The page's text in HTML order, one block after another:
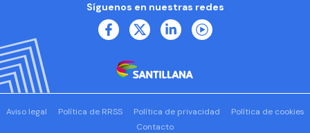
Síguenos en nuestras redes
Aviso legal Política de RRSS Política de privacidad
Política de cookies
Contacto